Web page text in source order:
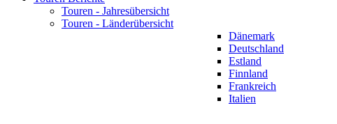
Touren - Jahresübersicht
Touren - Länderübersicht
Dänemark
Deutschland
Estland
Finnland
Frankreich
Italien